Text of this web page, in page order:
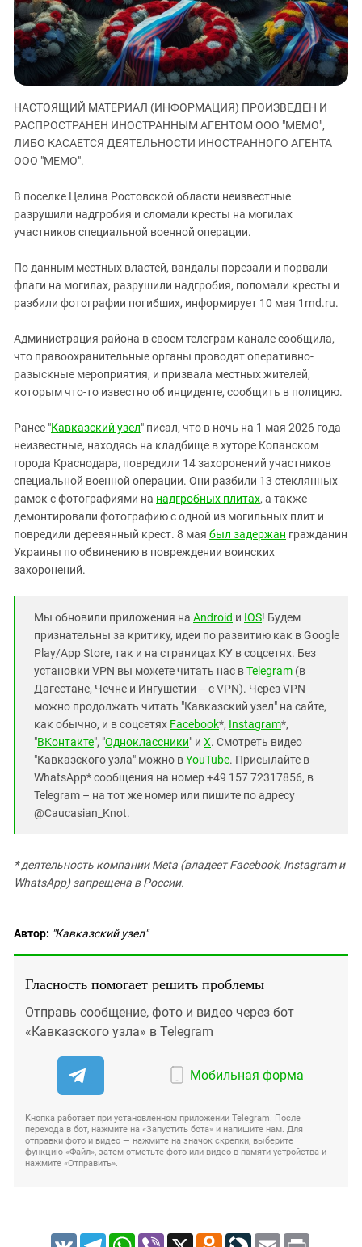
ЗАСТАВЛЯЕТ
КАВКАЗ ЗА ПАЛЕСТИНУ
ИНАКОМЫСЛИЕ В ЧЕЧНЕ
ПРЕСЛЕДОВАНИЕ АКТИВИСТОВ
МОБИЛИЗАЦИЯ И ПРОТЕСТЫ
Дагестан
Ингушетия
Кабардино-Балкария
Калмыкия
Карачаево-Черкесия
Краснодарский край
Нагорный Карабах
Ростовская область
Северная Осетия - Алания
СКФО
Ставропольский край
Южная Осетия
Южный Кавказ
ЮФО
НАСТОЯЩИЙ МАТЕРИАЛ (ИНФОРМАЦИЯ) ПРОИЗВЕДЕН И
РАСПРОСТРАНЕН ИНОСТРАННЫМ АГЕНТОМ ООО "МЕМО",
ЛИБО КАСАЕТСЯ ДЕЯТЕЛЬНОСТИ ИНОСТРАННОГО АГЕНТА
ООО "МЕМО".
В поселке Целина Ростовской области неизвестные
разрушили надгробия и сломали кресты на могилах
участников специальной военной операции.
По данным местных властей, вандалы порезали и порвали
флаги на могилах, разрушили надгробия, поломали кресты и
разбили фотографии погибших, информирует 10 мая 1rnd.ru.
Администрация района в своем телеграм-канале сообщила,
что правоохранительные органы проводят оперативно-
разыскные мероприятия, и призвала местных жителей,
которым что-то известно об инциденте, сообщить в полицию.
Ранее "Кавказский узел" писал, что в ночь на 1 мая 2026 года
неизвестные, находясь на кладбище в хуторе Копанском
города Краснодара, повредили 14 захоронений участников
специальной военной операции. Они разбили 13 стеклянных
рамок с фотографиями на надгробных плитах, а также
демонтировали фотографию с одной из могильных плит и
повредили деревянный крест. 8 мая был задержан гражданин
Украины по обвинению в повреждении воинских
захоронений.
Мы обновили приложения на Android и IOS! Будем
признательны за критику, идеи по развитию как в Google
Play/App Store, так и на страницах КУ в соцсетях. Без
установки VPN вы можете читать нас вTelegram (в
Дагестане, Чечне и Ингушетии – с VPN). Через VPN
можно продолжать читать "Кавказский узел" на сайте,
как обычно, и в соцсетях Facebook*, Instagram*,
"ВКонтакте", "Одноклассники" и X. Смотреть видео
"Кавказского узла" можно вYouTube. Присылайте в
WhatsApp* сообщения на номер +49 157 72317856, в
Telegram – на тот же номер или пишите по адресу
@Caucasian_Knot.
* деятельность компании Meta (владеет Facebook, Instagram и
WhatsApp) запрещена в России.
Автор: "Кавказский узел"
Гласность помогает решить проблемы
Отправь сообщение, фото и видео через бот
«Кавказского узла» в Telegram
Мобильная форма
Кнопка работает при установленном приложении Telegram. После
перехода в бот, нажмите на «Запустить бота» и напишите нам. Для
отправки фото и видео — нажмите на значок скрепки, выберите
функцию «Файл», затем отметьте фото или видео в памяти устройства и
нажмите «Отправить».
VK TelegramWhatsApp
Viber X Odnoklassniki
LiveJournal
Email Print